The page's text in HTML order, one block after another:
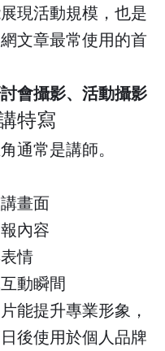
現活動規模，也是
文章最常使用的首
會攝影、活動攝影
特寫
通常是講師。
畫面
內容
情
動瞬間
能提升專業形象，
後使用於個人品牌